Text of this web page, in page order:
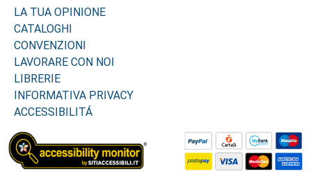
LA TUA OPINIONE
CATALOGHI
CONVENZIONI
LAVORARE CON NOI
LIBRERIE
INFORMATIVA PRIVACY
ACCESSIBILITÁ